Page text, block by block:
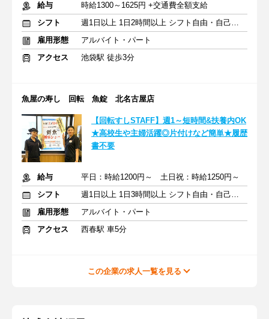
給与
時給1300～1625円 +交通費全額支給
シフト
週1日以上 1日2時間以上 シフト自由・自己申告
雇用形態
アルバイト・パート
アクセス
池袋駅 徒歩3分
魚屋の寿し 回転 魚錠 北名古屋店
【回転すしSTAFF】週1～短時間&扶養内OK
★高校生や主婦活躍◎片付けなど簡単★履歴
書不要
給与
平日：時給1200円～ 土日祝：時給1250円～
シフト
週1日以上 1日3時間以上 シフト自由・自己申告
雇用形態
アルバイト・パート
アクセス
西春駅 車5分
この企業の求人一覧を見る